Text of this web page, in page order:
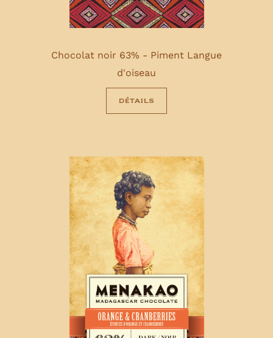
Chocolat noir 63% - Piment Langue
d'oiseau
détails